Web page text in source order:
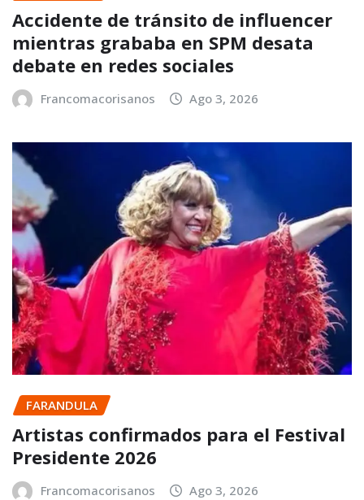
Accidente de tránsito de influencer
mientras grababa en SPM desata
debate en redes sociales
Francomacorisanos Ago 3, 2026
FARANDULA
Artistas confirmados para el Festival
Presidente 2026
Francomacorisanos Ago 3, 2026